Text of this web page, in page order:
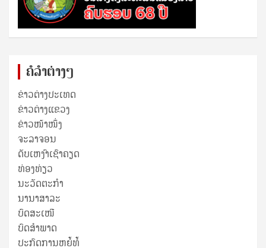
ຄໍລຳຕ່າງໆ
ຂ່າວຕ່າງປະເທດ
ຂ່າວ​ຕ່າງ​ແຂວງ
ຂ່າວໜ້າໜຶ່ງ
ຈະລາຈອນ
ດັບເຫງົາເຊົາຄຽດ
ທ່ອງທ່ຽວ
ນະວັດຕະກໍາ
ນານາສາລະ
ບົດສະເໜີ
ບົດສໍາພາດ
ປະກົດການຫຍໍ້ທໍ້